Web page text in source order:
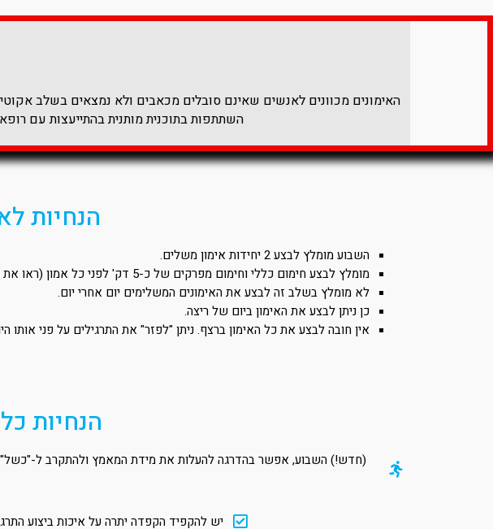
האימונים מכוונים לאנשים שאינם סובלים מכאבים ולא נמצאים בשלב אקוטי
השתתפות בתוכנית מותנית בהתייעצות עם
הנחיות
השבוע מומלץ לבצע 2 יחידות אימון משלים.
מומלץ לבצע חימום כללי וחימום מפרקים של כ-5 דק' לפני כל אמון (ראו את הסרטונים).
לא מומלץ בשלב זה לבצע את האימונים המשלימים יום אחרי יום.
כן ניתן לבצע את האימון ביום של ריצה.
אין חובה לבצע את כל האימון ברצף. ניתן "לפזר" את התרגילים על פני אותו
הנחיות
(חדש!) השבוע, אפשר בהדרגה להעלות את מידת המאמץ ולהתקרב ל-
יש להקפיד הקפדה יתרה על איכות ביצוע